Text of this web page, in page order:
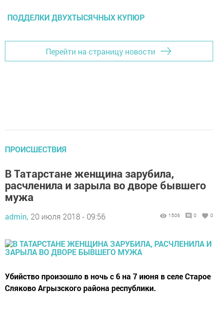
ПОДДЕЛКИ ДВУХТЫСЯЧНЫХ КУПЮР
Перейти на страницу новости
ПРОИСШЕСТВИЯ
В Татарстане женщина зарубила,
расчленила и зарыла во дворе бывшего
мужа
admin, 20 июля 2018 - 09:56 1506 0 0
Убийство произошло в ночь с 6 на 7 июня в селе Старое
Сляково Агрызского района республики.